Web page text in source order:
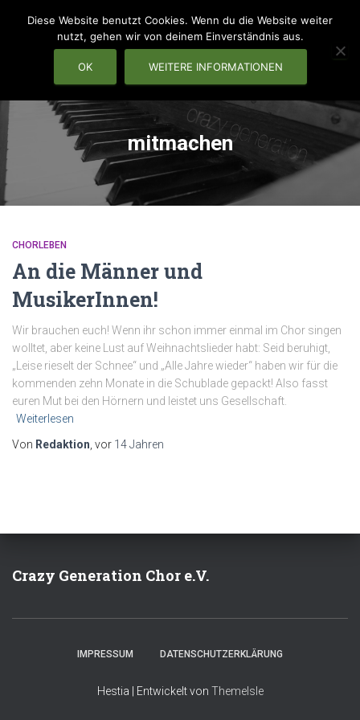
mitmachen
CHORLEBEN
An die Männer und
MusikerInnen!
Wir brauchen euch! Wenn ihr schon immer einmal im Chor singen
wolltet, aber keine Lust auf Weihnachtslieder habt: Seid beruhigt,
„Leise rieselt der Schnee“ und „Alle Jahre wieder“ haben wir für die
kommenden zehn Monate in die Schublade gepackt! Also fasst
euren Mut bei den Hörnern und leistet uns Gesellschaft.
Weiterlesen
Von Redaktion , vor 14 Jahren
Crazy Generation Chor e.V.
IMPRESSUM DATENSCHUTZERKLÄRUNG
Hestia | Entwickelt von ThemeIsle
Diese Website benutzt Cookies. Wenn du die Website weiter
nutzt, gehen wir von deinem Einverständnis aus.
OK WEITERE INFORMATIONEN